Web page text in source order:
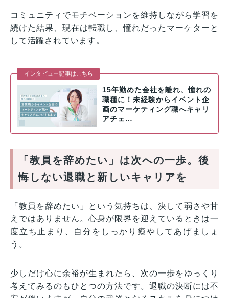
コミュニティでモチベーションを維持しながら学習を
続けた結果、現在は転職し、憧れだったマーケターと
して活躍されています。
インタビュー記事はこちら
15年勤めた会社を離れ、憧れの
職種に！未経験からイベント企
画のマーケティング職へキャリ
アチェ…
「教員を辞めたい」は次への一歩。後
悔しない退職と新しいキャリアを
「教員を辞めたい」という気持ちは、決して弱さや甘
えではありません。心身が限界を迎えているときは一
度立ち止まり、自分をしっかり癒やしてあげましょ
う。
少しだけ心に余裕が生まれたら、次の一歩をゆっくり
考えてみるのもひとつの方法です。退職の決断には不